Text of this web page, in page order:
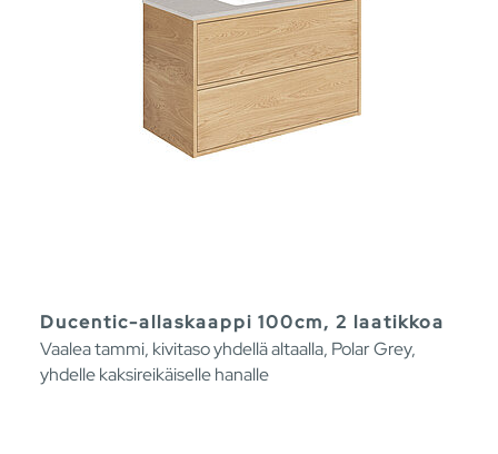
Ducentic-allaskaappi 100cm, 2 laatikkoa
Vaalea tammi, kivitaso yhdellä altaalla, Polar Grey,
yhdelle kaksireikäiselle hanalle